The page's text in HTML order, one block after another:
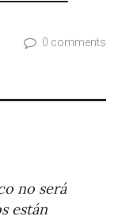
0 comments
no será
están